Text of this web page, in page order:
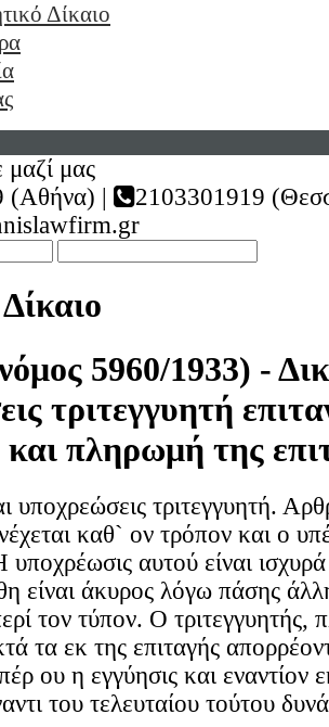
Δίκαιο
μαζί μας
(Αθήνα) |
2103301919
5960/1933) -
τριτεγγυητή
πληρωμή της
υποχρεώσεις τριτεγγυητή.
καθ` ον τρόπον και ο
υποχρέωσις αυτού είναι
είναι άκυρος λόγω πάσης
τον τύπον. Ο τριτεγγυητής,
τα εκ της επιταγής
ου η εγγύησις και εναντίον
του τελευταίου τούτου